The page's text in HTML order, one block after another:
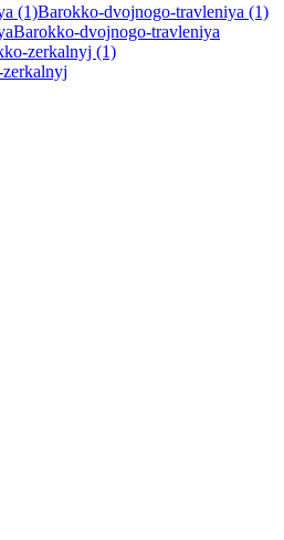
Barokko-dvojnogo-travleniya (1)
Barokko-dvojnogo-travleniya
zerkalnyj (1)